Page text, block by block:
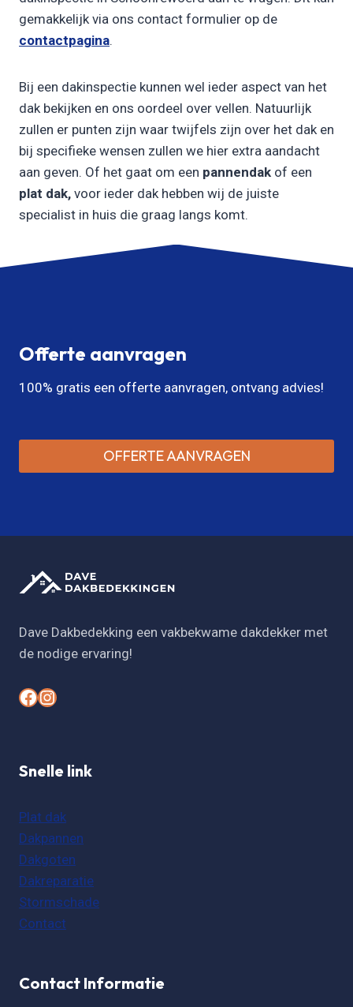
gemakkelijk via ons contact formulier op de
contactpagina.
Bij een dakinspectie kunnen wel ieder aspect van het
dak bekijken en ons oordeel over vellen. Natuurlijk
zullen er punten zijn waar twijfels zijn over het dak en
bij specifieke wensen zullen we hier extra aandacht
aan geven. Of het gaat om een pannendak of een
plat dak, voor ieder dak hebben wij de juiste
specialist in huis die graag langs komt.
Offerte aanvragen
100% gratis een offerte aanvragen, ontvang advies!
OFFERTE AANVRAGEN
Dave Dakbedekking een vakbekwame dakdekker met
de nodige ervaring!
# #
Snelle link
Plat dak
Dakpannen
Dakgoten
Dakreparatie
Stormschade
Contact
Contact Informatie